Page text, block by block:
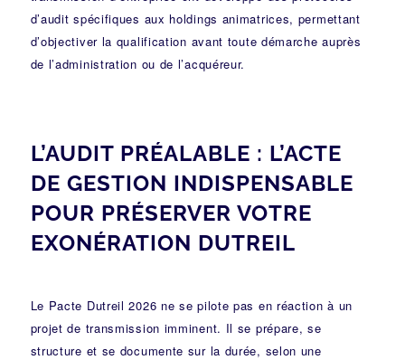
d’audit spécifiques aux holdings animatrices, permettant
d’objectiver la qualification avant toute démarche auprès
de l’administration ou de l’acquéreur.
L’AUDIT PRÉALABLE : L’ACTE
DE GESTION INDISPENSABLE
POUR PRÉSERVER VOTRE
EXONÉRATION DUTREIL
Le Pacte Dutreil 2026 ne se pilote pas en réaction à un
projet de transmission imminent. Il se prépare, se
structure et se documente sur la durée, selon une